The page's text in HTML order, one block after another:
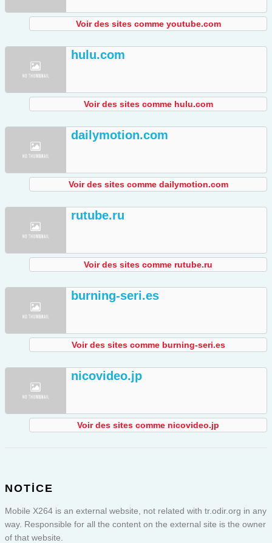
Voir des sites comme youtube.com
hulu.com
Voir des sites comme hulu.com
dailymotion.com
Voir des sites comme dailymotion.com
rutube.ru
Voir des sites comme rutube.ru
burning-seri.es
Voir des sites comme burning-seri.es
nicovideo.jp
Voir des sites comme nicovideo.jp
NOTICE
Mobile X264 is an external website, not related with tr.odir.org in any
way. Responsible for all the content on the external site is the owner
of that website.